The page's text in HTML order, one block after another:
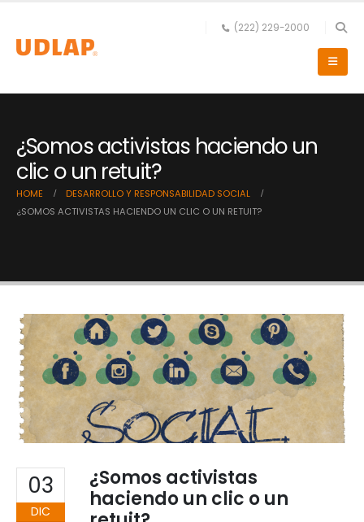
(222) 229-2000
¿Somos activistas haciendo un
clic o un retuit?
HOME
DESARROLLO Y RESPONSABILIDAD SOCIAL
¿SOMOS ACTIVISTAS HACIENDO UN CLIC O UN RETUIT?
03
DIC
¿Somos activistas
haciendo un clic o un